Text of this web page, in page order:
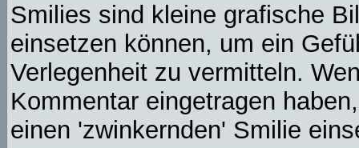
Smilies sind kleine grafische
einsetzen können, um ein
Verlegenheit zu vermitteln.
Kommentar eingetragen
einen 'zwinkernden' Smilie